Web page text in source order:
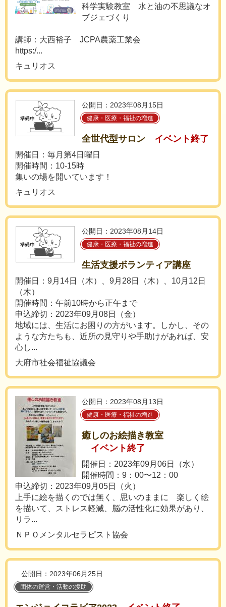
科学実験教室 水と油の不思議なオ
ブジェづくり
講師：大西裕子 JCPA農薬工業会
https:/...
キュリオス
公開日：2023年08月15日
健康・医療・福祉の増進
全世代型サロン イベント終了
開催日：毎月第4日曜日
開催時間：10-15時
集いの場を開いています！
キュリオス
公開日：2023年08月14日
健康・医療・福祉の増進
生活支援ボランティア講座
開催日：9月14日（木）、9月28日（木）、10月12日
（木）
開催時間：午前10時から正午まで
申込締切：2023年09月08日（金）
地域には、生活にお困りの方がいます。しかし、その
ような方たちも、近所の見守りや手助けがあれば、安
心し...
大府市社会福祉協議会
公開日：2023年08月13日
健康・医療・福祉の増進
癒しのお絵描き教室
イベント終了
開催日：2023年09月06日（水）
開催時間：9：00〜12：00
申込締切：2023年09月05日（火）
上手に絵を描くのでは無く、思いのままに 楽しく絵
を描いて、ストレス軽減、脳の活性化に効果があり、
リラ...
ＮＰＯメンタルセラピスト協会
公開日：2023年06月25日
団体の運営・活動の援助